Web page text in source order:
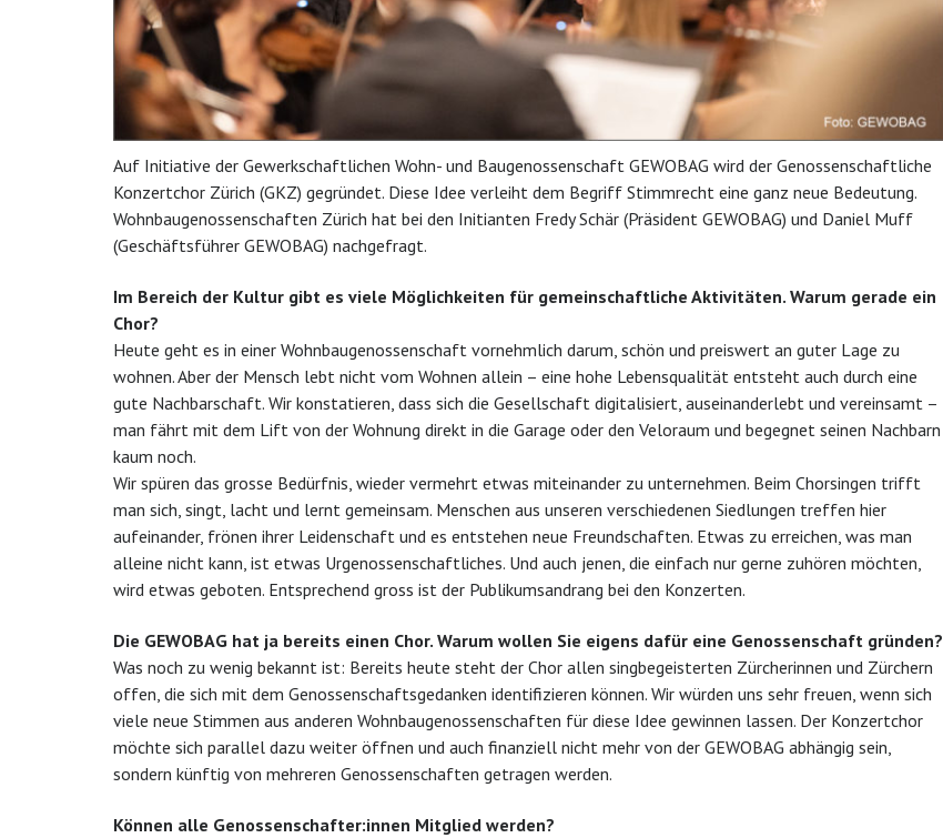
Auf Initiative der Gewerkschaftlichen Wohn- und Baugenossenschaft GEWOBAG wird der Genossenschaftliche
Konzertchor Zürich (GKZ) gegründet. Diese Idee verleiht dem Begriff Stimmrecht eine ganz neue Bedeutung.
Wohnbaugenossenschaften Zürich hat bei den Initianten Fredy Schär (Präsident GEWOBAG) und Daniel Muff
(Geschäftsführer GEWOBAG) nachgefragt.
Im Bereich der Kultur gibt es viele Möglichkeiten für gemeinschaftliche Aktivitäten. Warum gerade ein
Chor?
Heute geht es in einer Wohnbaugenossenschaft vornehmlich darum, schön und preiswert an guter Lage zu
wohnen. Aber der Mensch lebt nicht vom Wohnen allein – eine hohe Lebensqualität entsteht auch durch eine
gute Nachbarschaft. Wir konstatieren, dass sich die Gesellschaft digitalisiert, auseinanderlebt und vereinsamt –
man fährt mit dem Lift von der Wohnung direkt in die Garage oder den Veloraum und begegnet seinen Nachbarn
kaum noch.
Wir spüren das grosse Bedürfnis, wieder vermehrt etwas miteinander zu unternehmen. Beim Chorsingen trifft
man sich, singt, lacht und lernt gemeinsam. Menschen aus unseren verschiedenen Siedlungen treffen hier
aufeinander, frönen ihrer Leidenschaft und es entstehen neue Freundschaften. Etwas zu erreichen, was man
alleine nicht kann, ist etwas Urgenossenschaftliches. Und auch jenen, die einfach nur gerne zuhören möchten,
wird etwas geboten. Entsprechend gross ist der Publikumsandrang bei den Konzerten.
Die GEWOBAG hat ja bereits einen Chor. Warum wollen Sie eigens dafür eine Genossenschaft gründen?
Was noch zu wenig bekannt ist: Bereits heute steht der Chor allen singbegeisterten Zürcherinnen und Zürchern
offen, die sich mit dem Genossenschaftsgedanken identifizieren können. Wir würden uns sehr freuen, wenn sich
viele neue Stimmen aus anderen Wohnbaugenossenschaften für diese Idee gewinnen lassen. Der Konzertchor
möchte sich parallel dazu weiter öffnen und auch finanziell nicht mehr von der GEWOBAG abhängig sein,
sondern künftig von mehreren Genossenschaften getragen werden.
Können alle Genossenschafter:innen Mitglied werden?